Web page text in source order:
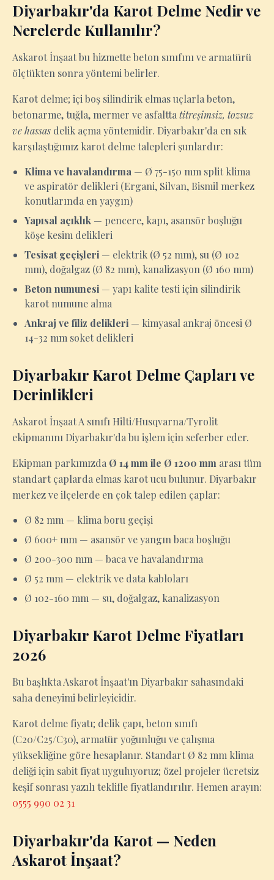
Diyarbakır'da Karot Delme Nedir ve
Nerelerde Kullanılır?
Askarot İnşaat bu hizmette beton sınıfını ve armatürü
ölçtükten sonra yöntemi belirler.
Karot delme; içi boş silindirik elmas uçlarla beton,
betonarme, tuğla, mermer ve asfaltta titreşimsiz, tozsuz
ve hassas delik açma yöntemidir. Diyarbakır'da en sık
karşılaştığımız karot delme talepleri şunlardır:
Klima ve havalandırma — Ø 75-150 mm split klima
ve aspiratör delikleri (Ergani, Silvan, Bismil merkez
konutlarında en yaygın)
Yapısal açıklık — pencere, kapı, asansör boşluğu
köşe kesim delikleri
Tesisat geçişleri — elektrik (Ø 52 mm), su (Ø 102
mm), doğalgaz (Ø 82 mm), kanalizasyon (Ø 160 mm)
Beton numunesi — yapı kalite testi için silindirik
karot numune alma
Ankraj ve filiz delikleri — kimyasal ankraj öncesi Ø
14-32 mm soket delikleri
Diyarbakır Karot Delme Çapları ve
Derinlikleri
Askarot İnşaat A sınıfı Hilti/Husqvarna/Tyrolit
ekipmanını Diyarbakır'da bu işlem için seferber eder.
Ekipman parkımızda Ø 14 mm ile Ø 1200 mm arası tüm
standart çaplarda elmas karot ucu bulunur. Diyarbakır
merkez ve ilçelerde en çok talep edilen çaplar:
Ø 82 mm — klima boru geçişi
Ø 600+ mm — asansör ve yangın baca boşluğu
Ø 200-300 mm — baca ve havalandırma
Ø 52 mm — elektrik ve data kabloları
Ø 102-160 mm — su, doğalgaz, kanalizasyon
Diyarbakır Karot Delme Fiyatları
2026
Bu başlıkta Askarot İnşaat'ın Diyarbakır sahasındaki
saha deneyimi belirleyicidir.
Karot delme fiyatı; delik çapı, beton sınıfı
(C20/C25/C30), armatür yoğunluğu ve çalışma
yüksekliğine göre hesaplanır. Standart Ø 82 mm klima
deliği için sabit fiyat uyguluyoruz; özel projeler ücretsiz
keşif sonrası yazılı teklifle fiyatlandırılır. Hemen arayın:
0555 990 02 31
Diyarbakır'da Karot — Neden
Askarot İnşaat?